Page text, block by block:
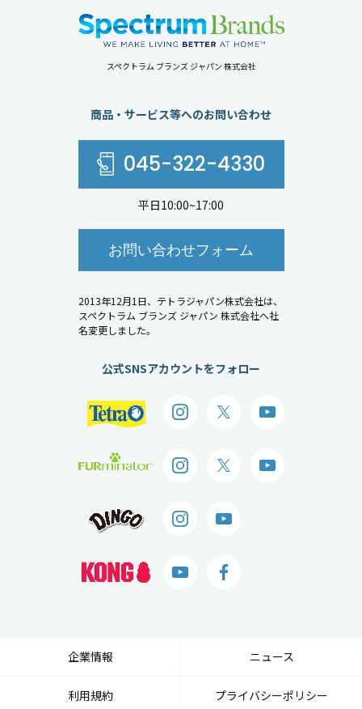
スペクトラム ブランズ ジャパン 株式会社
商品・サービス等へのお問い合わせ
045-322-4330
平日10:00~17:00
お問い合わせフォーム
2013年12月1日、テトラジャパン株式会社は、
スペクトラム ブランズ ジャパン 株式会社へ社
名変更しました。
公式SNSアカウントをフォロー
企業情報 ニュース
利用規約 プライバシーポリシー